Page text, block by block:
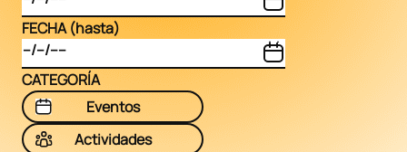
FECHA (hasta)
CATEGORÍA
Eventos
Actividades